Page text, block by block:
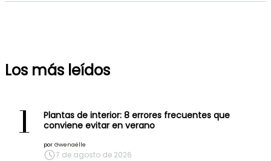
Los más leídos
1
Plantas de interior: 8 errores frecuentes que
conviene evitar en verano
por Gwenaëlle
7 de agosto de 2026